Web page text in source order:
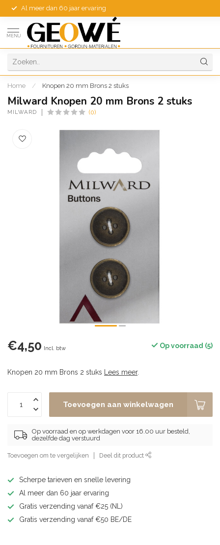
Al meer dan 60 jaar ervaring
MENU
Home / Knopen 20 mm Brons 2 stuks
Milward Knopen 20 mm Brons 2 stuks
MILWARD (0)
€4,50 Incl. btw Op voorraad (5)
Knopen 20 mm Brons 2 stuks Lees meer.
Toevoegen aan winkelwagen
Op voorraad en op werkdagen voor 16.00 uur besteld,
dezelfde dag verstuurd
Toevoegen om te vergelijken Deel dit product
Scherpe tarieven en snelle levering
Al meer dan 60 jaar ervaring
Gratis verzending vanaf €25 (NL)
Gratis verzending vanaf €50 BE/DE